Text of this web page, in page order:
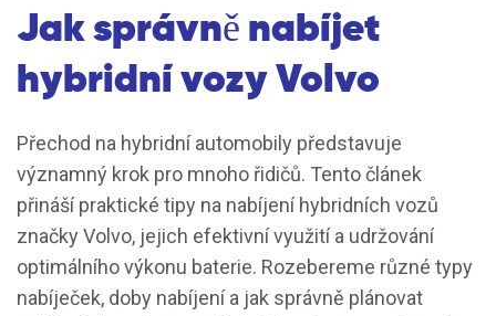
Jak správně nabíjet
hybridní vozy Volvo
Přechod na hybridní automobily představuje
významný krok pro mnoho řidičů. Tento článek
přináší praktické tipy na nabíjení hybridních vozů
značky Volvo, jejich efektivní využití a udržování
optimálního výkonu baterie. Rozebereme různé typy
nabíječek, doby nabíjení a jak správně plánovat